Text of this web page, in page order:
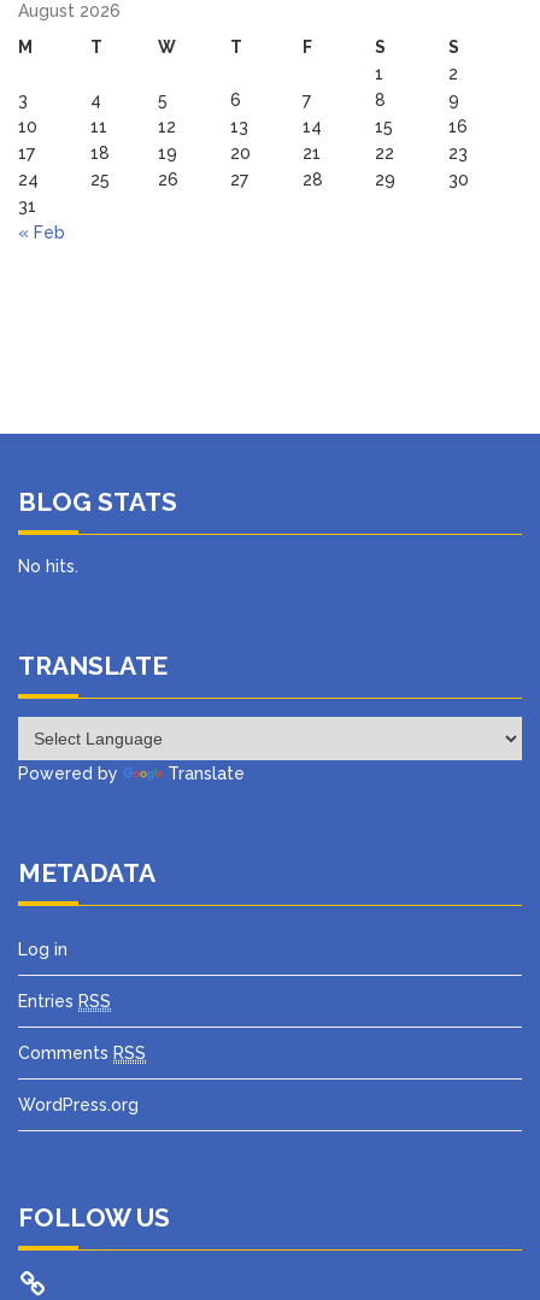
August 2026
M
T W T F S S
« Feb
1
2
3
4 5 6 7 8
9
10
11 12 13 14 15
16
17
18 19 20 21 22
23
24
25 26 27 28 29
30
31
BLOG STATS
No hits.
TRANSLATE
Powered by Translate
METADATA
Log in
Entries RSS
Comments RSS
WordPress.org
FOLLOW US